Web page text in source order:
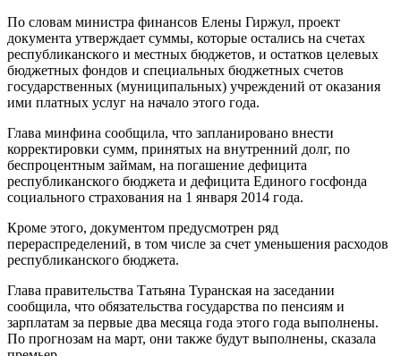
По словам министра финансов Елены Гиржул, проект
документа утверждает суммы, которые остались на счетах
республиканского и местных бюджетов, и остатков целевых
бюджетных фондов и специальных бюджетных счетов
государственных (муниципальных) учреждений от оказания
ими платных услуг на начало этого года.
Глава минфина сообщила, что запланировано внести
корректировки сумм, принятых на внутренний долг, по
беспроцентным займам, на погашение дефицита
республиканского бюджета и дефицита Единого госфонда
социального страхования на 1 января 2014 года.
Кроме этого, документом предусмотрен ряд
перераспределений, в том числе за счет уменьшения расходов
республиканского бюджета.
Глава правительства Татьяна Туранская на заседании
сообщила, что обязательства государства по пенсиям и
зарплатам за первые два месяца года этого года выполнены.
По прогнозам на март, они также будут выполнены, сказала